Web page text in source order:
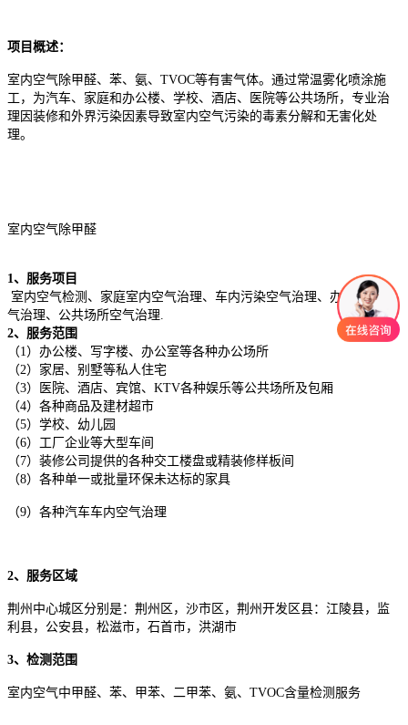
项目概述：
室内空气除甲醛、苯、氨、TVOC等有害气体。通过常温雾化喷涂施
工，为汽车、家庭和办公楼、学校、酒店、医院等公共场所，专业治
理因装修和外界污染因素导致室内空气污染的毒素分解和无害化处
理。
室内空气除甲醛
1、服务项目
室内空气检测、家庭室内空气治理、车内污染空气治理、办公场所空
气治理、公共场所空气治理.
2、服务范围
（1）办公楼、写字楼、办公室等各种办公场所
（2）家居、别墅等私人住宅
（3）医院、酒店、宾馆、KTV各种娱乐等公共场所及包厢
（4）各种商品及建材超市
（5）学校、幼儿园
（6）工厂企业等大型车间
（7）装修公司提供的各种交工楼盘或精装修样板间
（8）各种单一或批量环保未达标的家具
（9）各种汽车车内空气治理
2、服务区域
荆州中心城区分别是：荆州区，沙市区，荆州开发区县：江陵县，监
利县，公安县，松滋市，石首市，洪湖市
3、检测范围
室内空气中甲醛、苯、甲苯、二甲苯、氨、TVOC含量检测服务